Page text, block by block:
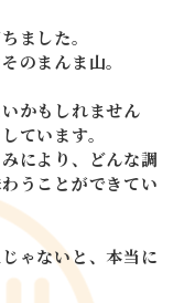
ました。
のまんま山。
かもしれません
ています。
により、
どんな調
うことができてい
ゃないと、 本当に